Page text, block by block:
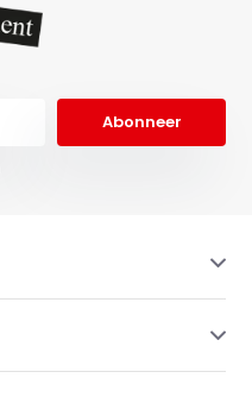
Abonneer